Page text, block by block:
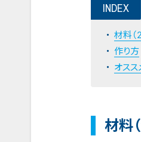
INDEX
材料（
作り方
オス
材料